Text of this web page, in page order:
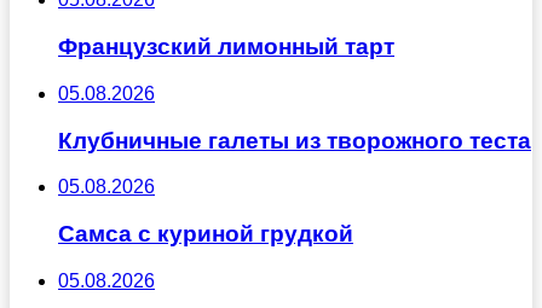
Французский лимонный тарт
05.08.2026
Клубничные галеты из творожного теста
05.08.2026
Самса с куриной грудкой
05.08.2026